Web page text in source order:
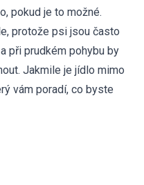
pokud je to možné.
protože psi jsou často
při prudkém pohybu by
Jakmile je jídlo mimo
vám poradí, co byste